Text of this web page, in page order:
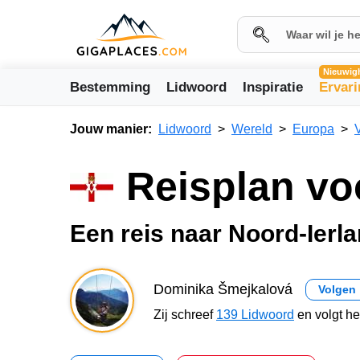
Bestemming Lidwoord Inspiratie
Jouw manier: Lidwoord Wereld Europa
Reisplan
Een reis naar Noord-
Dominika Šmejkalová Volgen
Zij schreef 139 Lidwoord en volgt